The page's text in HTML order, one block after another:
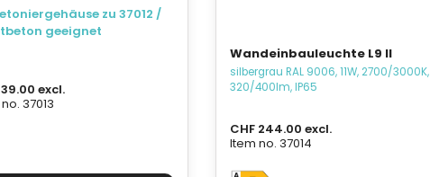
zu 37012 /
geeignet
39.00 excl.
37013
Wandeinbauleuchte L9 II
silbergrau RAL 9006, 11W, 2700/3000K,
320/400lm, IP65
CHF 244.00 excl.
Item no. 37014